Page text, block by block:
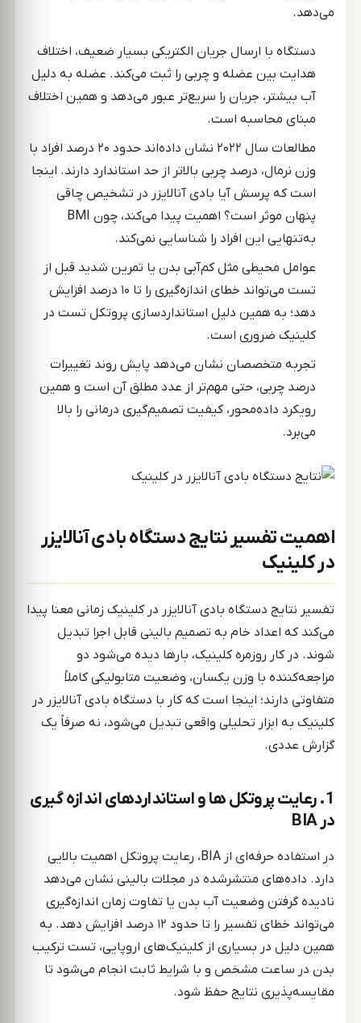
می‌دهد.
دستگاه با ارسال جریان الکتریکی بسیار ضعیف، اختلاف
هدایت بین عضله و چربی را ثبت می‌کند. عضله به دلیل
آب بیشتر، جریان را سریع‌تر عبور می‌دهد و همین اختلاف
مبنای محاسبه است.
مطالعات سال ۲۰۲۲ نشان داده‌اند حدود ۲۰ درصد افراد با
وزن نرمال، درصد چربی بالاتر از حد استاندارد دارند. اینجا
است که پرسش آیا بادی آنالایزر در تشخیص چاقی
پنهان موثر است؟ اهمیت پیدا می‌کند، چون BMI
به‌تنهایی این افراد را شناسایی نمی‌کند.
عوامل محیطی مثل کم‌آبی بدن یا تمرین شدید قبل از
تست می‌تواند خطای اندازه‌گیری را تا ۱۰ درصد افزایش
دهد؛ به همین دلیل استانداردسازی پروتکل تست در
کلینیک ضروری است.
تجربه متخصصان نشان می‌دهد پایش روند تغییرات
درصد چربی، حتی مهم‌تر از عدد مطلق آن است و همین
رویکرد داده‌محور، کیفیت تصمیم‌گیری درمانی را بالا
می‌برد.
اهمیت تفسیر نتایج دستگاه بادی آنالایزر
در کلینیک
تفسیر نتایج دستگاه بادی آنالایزر در کلینیک زمانی معنا پیدا
می‌کند که اعداد خام به تصمیم بالینی قابل اجرا تبدیل
شوند. در کار روزمره کلینیک، بارها دیده می‌شود دو
مراجعه‌کننده با وزن یکسان، وضعیت متابولیکی کاملاً
متفاوتی دارند؛ اینجا است که کار با دستگاه بادی آنالایزر در
کلینیک به ابزار تحلیلی واقعی تبدیل می‌شود، نه صرفاً یک
گزارش عددی.
1. رعایت پروتکل ‌ها و استانداردهای اندازه ‌گیری
در BIA
در استفاده حرفه‌ای از BIA، رعایت پروتکل اهمیت بالایی
دارد. داده‌های منتشرشده در مجلات بالینی نشان می‌دهد
نادیده گرفتن وضعیت آب بدن یا تفاوت زمان اندازه‌گیری
می‌تواند خطای تفسیر را تا حدود ۱۲ درصد افزایش دهد. به
همین دلیل در بسیاری از کلینیک‌های اروپایی، تست ترکیب
بدن در ساعت مشخص و با شرایط ثابت انجام می‌شود تا
مقایسه‌پذیری نتایج حفظ شود.